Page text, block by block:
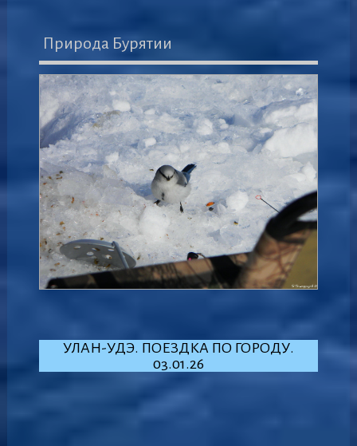
Природа Бурятии
УЛАН-УДЭ. ПОЕЗДКА ПО ГОРОДУ.
03.01.26